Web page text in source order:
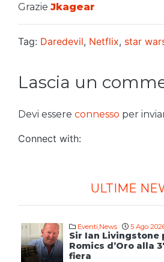
Grazie Jkagear
Tag: Daredevil, Netflix, star
Lascia un
Devi essere connesso per
Connect with:
ULTIME
Eventi,News 5 Ago
Sir Ian Livingstone
Romics d’Oro alla
fiera